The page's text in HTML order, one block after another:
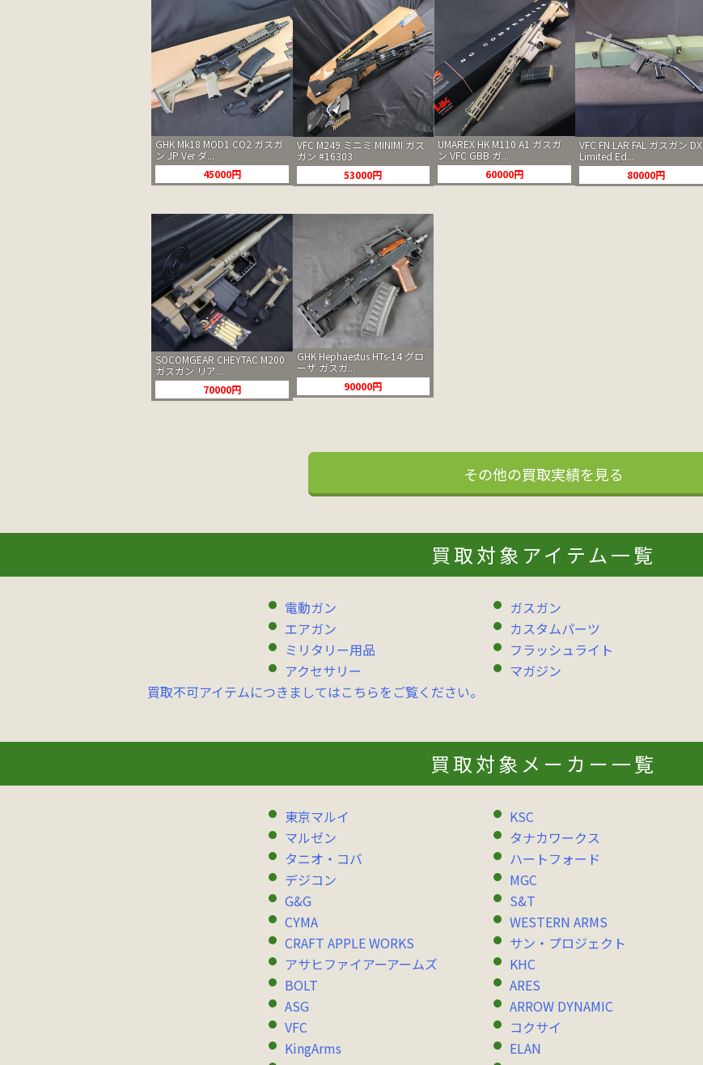
GHK Mk18 MOD1 CO2 ガスガ
ン JP Ver ダ...
45000円
VFC M249 ミニミ MINIMI ガス
ガン #16303
53000円
UMAREX HK M110 A1 ガスガ
ン VFC GBB ガ...
60000円
VFC FN LAR FAL ガスガン DX
Limited Ed...
80000円
SOCOMGEAR CHEYTAC M200
ガスガン リア...
70000円
GHK Hephaestus HTs-14 グロ
ーザ ガスガ...
90000円
その他の買取実績を見る
買取対象アイテム一覧
電動ガン ガスガン
エアガン
カスタムパーツ
ミリタリー用品
フラッシュライト
アクセサリー
マガジン
買取不可アイテムにつきましてはこちらをご覧ください。
買取対象メーカー一覧
東京マルイ KSC
マルゼン
タナカワークス
タニオ・コバ
ハートフォード
デジコン
MGC
G&G
S&T
CYMA
WESTERN ARMS
CRAFT APPLE WORKS
サン・プロジェクト
アサヒファイアーアームズ
KHC
BOLT
ARES
ASG
ARROW DYNAMIC
VFC
コクサイ
KingArms
ELAN